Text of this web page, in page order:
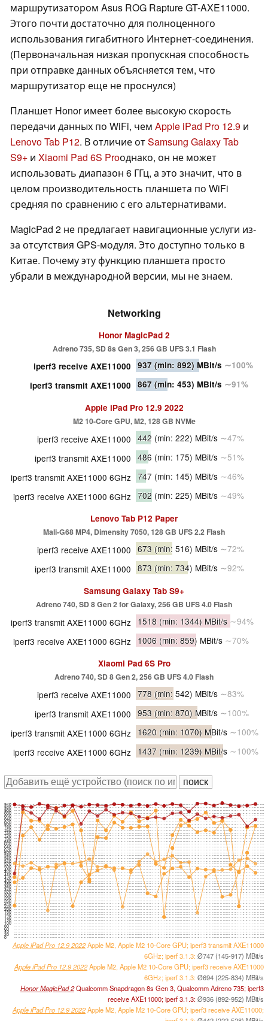
маршрутизатором Asus ROG Rapture GT-AXE11000.
Этого почти достаточно для полноценного
использования гигабитного Интернет-соединения.
(Первоначальная низкая пропускная способность
при отправке данных объясняется тем, что
маршрутизатор еще не проснулся)
Планшет Honor имеет более высокую скорость
передачи данных по WiFi, чем Apple iPad Pro 12.9 и
Lenovo Tab P12. В отличие отSamsung Galaxy Tab
S9+ и Xiaomi Pad 6S Proоднако, он не может
использовать диапазон 6 ГГц, а это значит, что в
целом производительность планшета по WiFi
средняя по сравнению с его альтернативами.
MagicPad 2 не предлагает навигационные услуги из-
за отсутствия GPS-модуля. Это доступно только в
Китае. Почему эту функцию планшета просто
убрали в международной версии, мы не знаем.
Networking
Honor MagicPad 2
Adreno 735, SD 8s Gen 3, 256 GB UFS 3.1 Flash
iperf3 receive AXE11000 937 (min: 892) MBit/s ∼100%
iperf3 transmit AXE11000
867 (min: 453) MBit/s ∼91%
Apple iPad Pro 12.9 2022
M2 10-Core GPU, M2, 128 GB NVMe
iperf3 receive AXE11000 442 (min: 222) MBit/s ∼47%
iperf3 transmit AXE11000 486 (min: 175) MBit/s ∼51%
iperf3 transmit AXE11000 6GHz 747 (min: 145) MBit/s ∼46%
iperf3 receive AXE11000 6GHz 702 (min: 225) MBit/s ∼49%
Lenovo Tab P12 Paper
Mali-G68 MP4, Dimensity 7050, 128 GB UFS 2.2 Flash
iperf3 receive AXE11000 673 (min: 516) MBit/s ∼72%
iperf3 transmit AXE11000 873 (min: 734) MBit/s ∼92%
Samsung Galaxy Tab S9+
Adreno 740, SD 8 Gen 2 for Galaxy, 256 GB UFS 4.0 Flash
iperf3 transmit AXE11000 6GHz 1518 (min: 1344) MBit/s ∼94%
iperf3 receive AXE11000 6GHz 1006 (min: 859) MBit/s ∼70%
Xiaomi Pad 6S Pro
Adreno 740, SD 8 Gen 2, 256 GB UFS 4.0 Flash
iperf3 receive AXE11000 778 (min: 542) MBit/s ∼83%
iperf3 transmit AXE11000 953 (min: 870) MBit/s ∼100%
iperf3 transmit AXE11000 6GHz 1620 (min: 1070) MBit/s ∼100%
iperf3 receive AXE11000 6GHz 1437 (min: 1239) MBit/s ∼100%
0
20
40
60
80
100
120
140
160
180
200
220
240
260
280
300
320
340
360
380
400
420
440
460
480
500
520
540
560
580
600
620
640
660
680
700
720
740
760
780
800
820
840
860
880
900
920
940
Apple iPad Pro 12.9 2022Apple M2, Apple M2 10-Core GPU; iperf3 transmit AXE11000
6GHz; iperf 3.1.3:Ø747 (145-917) MBit/s
Apple iPad Pro 12.9 2022Apple M2, Apple M2 10-Core GPU; iperf3 receive AXE11000
6GHz; iperf 3.1.3:Ø694 (225-834) MBit/s
Honor MagicPad 2Qualcomm Snapdragon 8s Gen 3, Qualcomm Adreno 735; iperf3
receive AXE11000; iperf 3.1.3:Ø936 (892-952) MBit/s
Apple iPad Pro 12.9 2022Apple M2, Apple M2 10-Core GPU; iperf3 receive AXE11000;